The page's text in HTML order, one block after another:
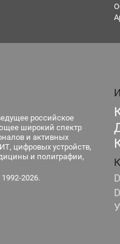
российское
широкий спектр
и активных
цифровых устройств,
и полиграфии,
2026.